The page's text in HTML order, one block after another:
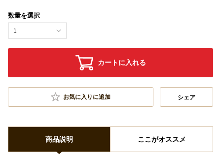
数量を選択
1
カートに入れる
お気に入りに追加 シェア
商品説明 ここがオススメ